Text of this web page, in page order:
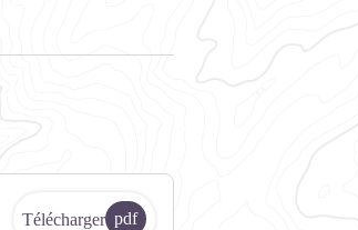
Télécharger pdf